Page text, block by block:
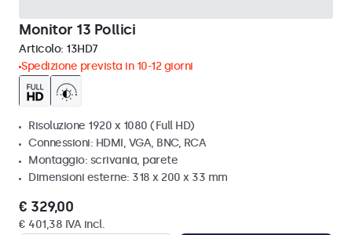
Monitor 13 Pollici
Articolo: 13HD7
Spedizione prevista in 10-12 giorni
Risoluzione 1920 x 1080 (Full HD)
Connessioni: HDMI, VGA, BNC, RCA
Montaggio: scrivania, parete
Dimensioni esterne: 318 x 200 x 33 mm
€ 329,00
€ 401,38 IVA incl.